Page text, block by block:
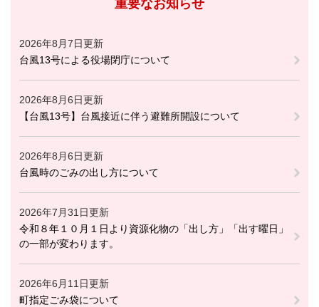
重要なお知らせ
2026年8月7日更新
台風13号による役場閉庁について
2026年8月6日更新
【台風13号】台風接近に伴う避難所開設について
2026年8月6日更新
台風時のごみの出し方について
2026年7月31日更新
令和８年１０月１日より資源化物の「出し方」「出す曜日」
の一部が変わります。
2026年6月11日更新
町指定ごみ袋について